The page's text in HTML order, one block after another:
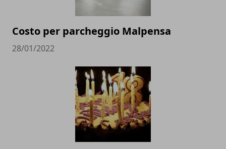
Costo per parcheggio Malpensa
28/01/2022